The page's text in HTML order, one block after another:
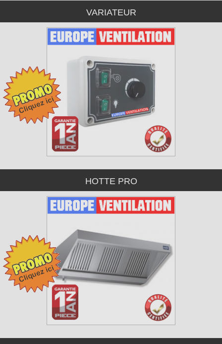
VARIATEUR
HOTTE PRO